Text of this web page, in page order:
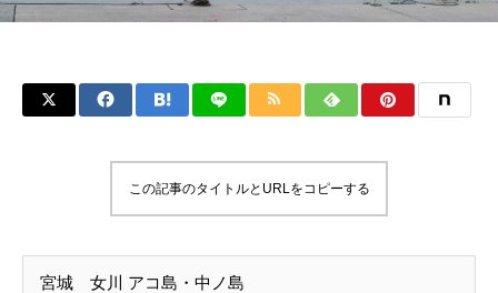
この記事のタイトルとURLをコピーする
宮城 女川 アコ島・中ノ島